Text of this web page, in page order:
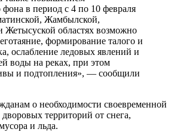
фона в период с 4 по 10 февраля
Жамбылской,
Жетысуской областях возможно
формирование талого и
ослабление ледовых явлений и
воды на реках, при этом
и подтопления», — сообщили
о необходимости своевременной
территорий от снега,
и льда.